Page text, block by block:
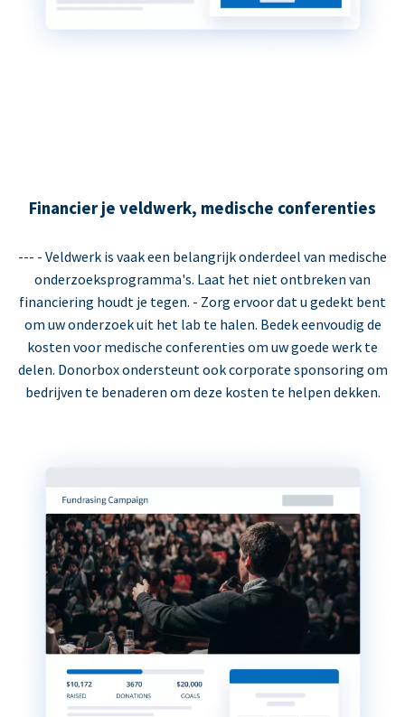
Financier je veldwerk, medische conferenties
--- - Veldwerk is vaak een belangrijk onderdeel van medische
onderzoeksprogramma's. Laat het niet ontbreken van
financiering houdt je tegen. - Zorg ervoor dat u gedekt bent
om uw onderzoek uit het lab te halen. Bedek eenvoudig de
kosten voor medische conferenties om uw goede werk te
delen. Donorbox ondersteunt ook corporate sponsoring om
bedrijven te benaderen om deze kosten te helpen dekken.